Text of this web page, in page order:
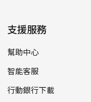
支援服務
幫助中心
智能客服
行動銀行下載